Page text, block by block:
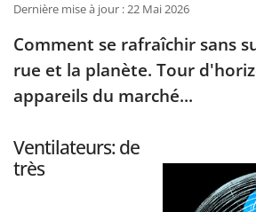
Dernière mise à jour : 22 Mai 2026
Comment se rafraîchir sans
rue et la planète. Tour
appareils du marché...
Ventilateurs: de
très